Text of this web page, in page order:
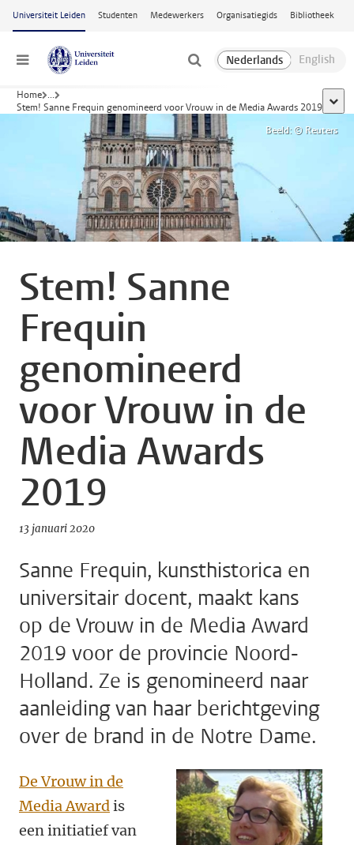
Ga naar hoofdinhoud
Universiteit Leiden Studenten Medewerkers Organisatiegids Bibliotheek
Menu
Home ...
Stem! Sanne Frequin genomineerd voor Vrouw in de Media Awards 2019 toon
Beeld: © Reuters
Stem! Sanne
Frequin
genomineerd
voor Vrouw in de
Media Awards
2019
13 januari 2020
Sanne Frequin, kunsthistorica en
universitair docent, maakt kans
op de Vrouw in de Media Award
2019 voor de provincie Noord-
Holland. Ze is genomineerd naar
aanleiding van haar berichtgeving
over de brand in de Notre Dame.
De Vrouw in de
Media Awardis
een initiatief van